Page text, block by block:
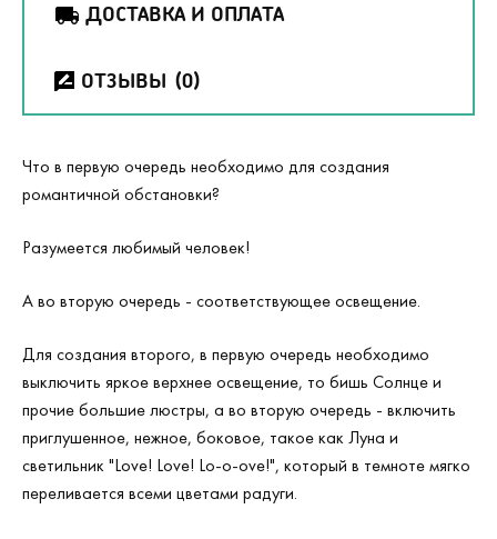
ДОСТАВКА И ОПЛАТА
ОТЗЫВЫ (0)
Что в первую очередь необходимо для создания
романтичной обстановки?
Разумеется любимый человек!
А во вторую очередь - соответствующее освещение.
Для создания второго, в первую очередь необходимо
выключить яркое верхнее освещение, то бишь Солнце и
прочие большие люстры, а во вторую очередь - включить
приглушенное, нежное, боковое, такое как Луна и
светильник "Love! Love! Lo-o-ove!", который в темноте мягко
переливается всеми цветами радуги.